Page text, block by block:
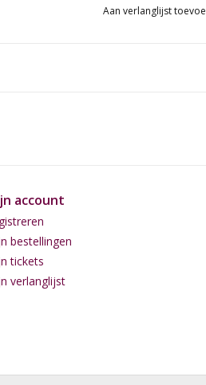
Aan verlanglijst
account
bestellingen
tickets
verlanglijst